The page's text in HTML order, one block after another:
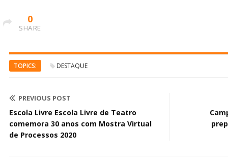
0
SHARE
TOPICS: DESTAQUE
PREVIOUS POST
Escola Livre Escola Livre de Teatro
comemora 30 anos com Mostra Virtual
de Processos 2020